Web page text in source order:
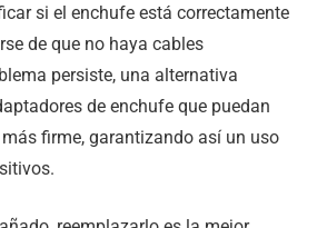
si el enchufe está correctamente
de que no haya cables
persiste, una alternativa
de enchufe que puedan
firme, garantizando así un uso